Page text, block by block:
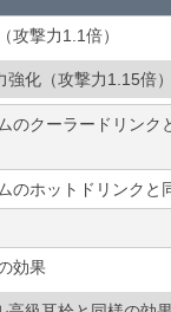
攻撃力1.1倍）
強化（攻撃力1.15倍
のクーラードリンク
のホットドリンクと
効果